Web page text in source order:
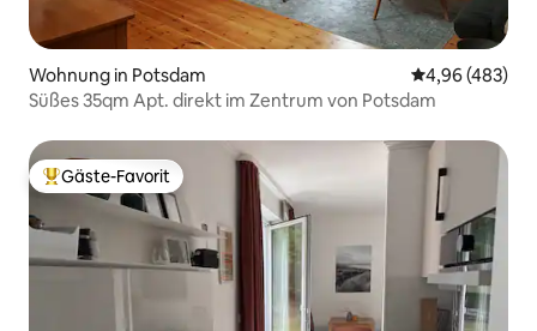
Wohnung in Potsdam
4,96 (483)
Süßes 35qm Apt. direkt im Zentrum von Potsdam
Beliebter Gäste-Favorit.
Gäste-Favorit